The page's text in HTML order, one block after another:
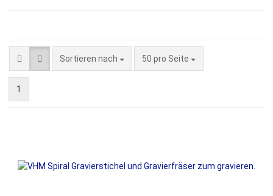
Sortieren nach
Sortieren nach 50 pro Seite
pro Seite
1